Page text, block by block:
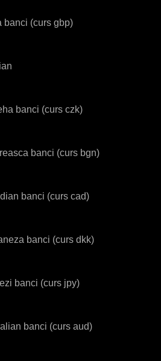
banci (curs gbp)
banci (curs czk)
banci (curs bgn)
banci (curs cad)
banci (curs dkk)
banci (curs jpy)
banci (curs aud)